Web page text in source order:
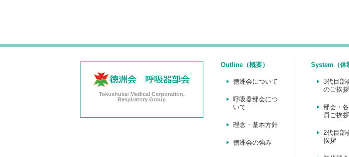
Tokushukai Medical Corporation,
Respiratory Group
Outline（概要）
徳洲会について
呼吸器部会につ
いて
理念・基本方針
徳洲会の強み
System（体
3代目部
のご挨拶
部会・
員ご挨拶
2代目部
挨拶